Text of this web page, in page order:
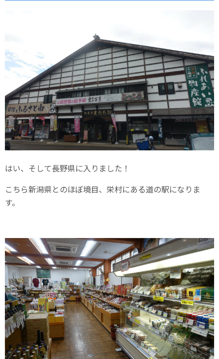
はい、そして長野県に入りました！
こちら新潟県とのほぼ境目、栄村にある道の駅になりま
す。